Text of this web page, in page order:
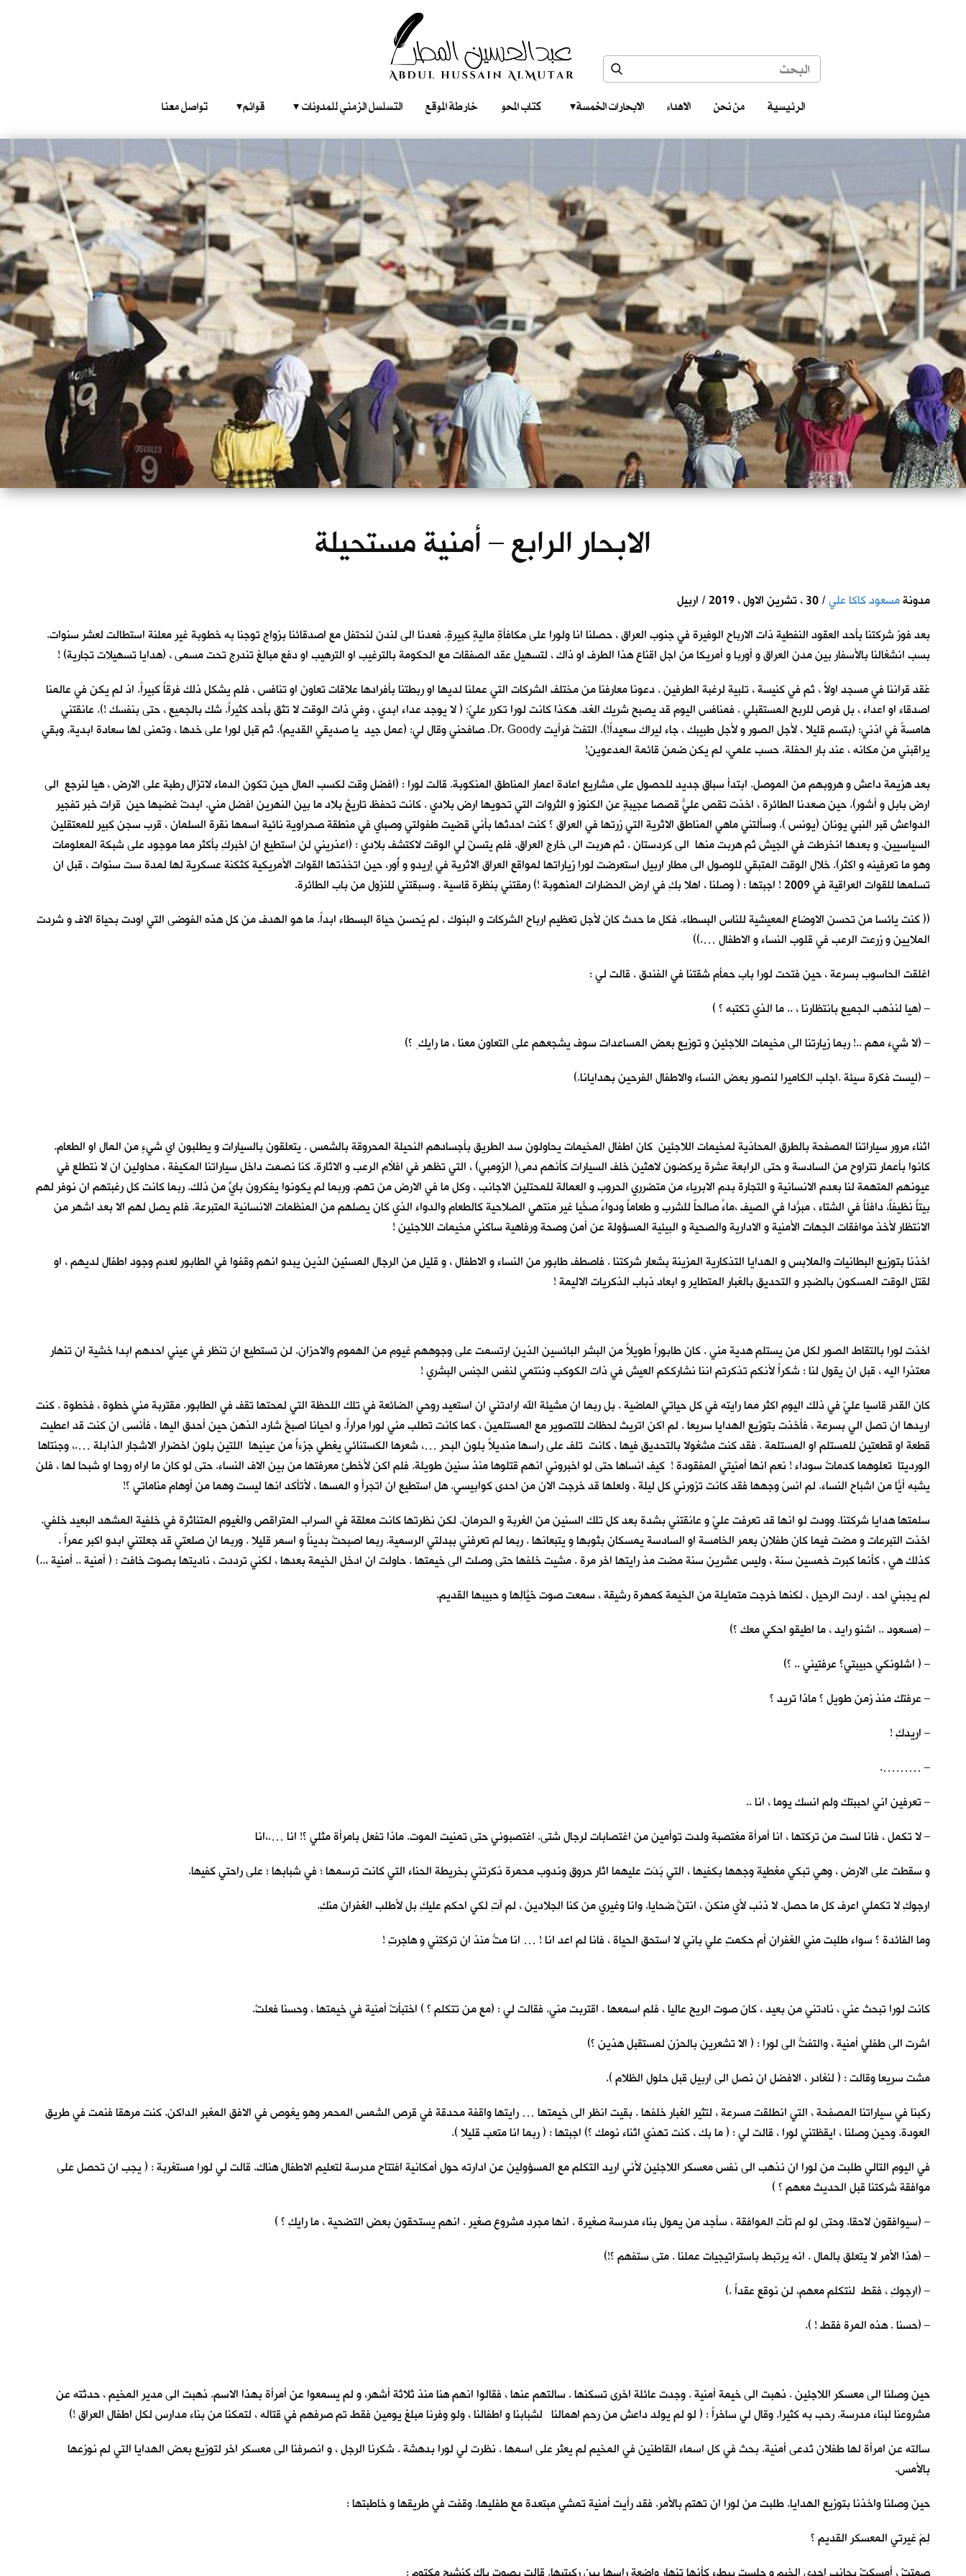
الرئيسية من نحن الاهداء الابحارات الخمسة ‎ ‎ ‎ كتاب المحو خارطة الموقع التسلسل الزمني للمدونات‎ ‎ ‎ ‎ ‎ قوائم‎ ‎ ‎ ‎ تواصل معنا
الابحار الرابع – أمنية مستحيلة
مدونةمسعود كاكا علي/ 30 ، تشرين الاول ، 2019 / اربيل
بعد فوز شركتنا بأحد العقود النفطية ذات الارباح الوفيرة في جنوب العراق ، حصلنا انا ولورا على مكافأةٍ ماليةٍ كبيرةٍ. فعدنا الى لندن لنحتفل مع اصدقائنا بزواج توجنا به خطوبة غير معلنة استطالت لعشر سنوات.
بسب انشغالنا بالأسفار بين مدن العراق و أوربا و أمريكا من اجل اقناع هذا الطرف او ذاك ، لتسهيل عقد الصفقات مع الحكومة بالترغيب او الترهيب او دفع مبالغ تندرج تحت مسمى ، (هدايا تسهيلات تجارية) !
عُقد قراننا في مسجد اولاً ، ثم في كنيسة ، تلبية لرغبة الطرفين . دعونا معارفنا من مختلف الشركات التي عملنا لديها او ربطتنا بأفرادها علاقات تعاون او تنافس ، فلم يشكل ذلك فرقاً كبيراً. اذ لم يكن في عالمنا
اصدقاء او اعداء ، بل فرص للربح المستقبلي . فمنافس اليوم قد يصبح شريك الغد. هكذا كانت لورا تكرر عليّ: ( لا يوجد عداء ابدي ، وفي ذات الوقت لا تثق بأحد كثيراً. شك بالجميع ، حتى بنفسك !). عانقتني
هامسةً في اذني: (بتسم قليلا ، لأجل الصور و لأجل طبيبك ، جاء ليراك سعيداً!). التفتُ فرأيت Dr. Goody. صافحني وقال لي: (عمل جيد يا صديقي القديم). ثم قبل لورا على خدها ، وتمنى لها سعادة ابدية. وبقي
يراقبني من مكانه ، عند بار الحفلة. حسب علمي، لم يكن ضمن قائمة المدعوين!
بعد هزيمة داعش و هروبهم من الموصل. ابتدأ سباق جديد للحصول على مشاريع اعادة اعمار المناطق المنكوبة. قالت لورا : (افضل وقت لكسب المال حين تكون الدماء لاتزال رطبة على الارض ، هيا لنرجع الى
ارض بابل و أشور). حين صعدنا الطائرة ، اخذت تقص عليّ قصصاً عجيبةٍ عن الكنوز و الثروات التي تحويها ارض بلادي . كانت تحفظ تاريخ بلاد ما بين النهرين افضل مني. ابدتْ غضبها حين قرات خبر تفجير
الدواعش قبر النبي يونان (يونس ). وسألتني ماهي المناطق الاثرية التي زرتها في العراق ؟ كنت احدثها بأني قضيت طفولتي وصباي في منطقة صحراوية نائية اسمها نقرة السلمان ، قرب سجن كبير للمعتقلين
السياسيين. و بعدها انخرطت في الجيش ثم هربت منها الى كردستان . ثم هربت الى خارج العراق. فلم يتسنَ لي الوقت لاكتشف بلادي : (اعذريني لن استطيع ان اخبركِ بأكثر مما موجود على شبكة المعلومات
وهو ما تعرفينه و اكثر). خلال الوقت المتبقي للوصول الى مطار اربيل استعرضت لورا زياراتها لمواقع العراق الاثرية في إريدو و أُور، حين اتخذتها القوات الأمريكية كثكنة عسكرية لها لمدة ست سنوات ، قبل ان
تسلمها للقوات العراقية في 2009 ! اجبتها : ( وصلنا ، اهلا بكِ في ارض الحضارات المنهوبة !) رمقتني بنظرة قاسية . وسبقتني للنزول من باب الطائرة.
(( كنت يائسا من تحسن الاوضاع المعيشية للناس البسطاء. فكل ما حدث كان لأجل تعظيم ارباح الشركات و البنوك ، لم يُحسن حياة البسطاء ابداً. ما هو الهدف من كل هذه الفوضى التي اودت بحياة الاف و شردت
الملايين و زرعت الرعب في قلوب النساء و الاطفال ….))
اغلقت الحاسوب بسرعة ، حين فتحت لورا باب حمأم شقتنا في الفندق . قالت لي :
– (هيا لنذهب الجميع بانتظارنا ، .. ما الذي تكتبه ؟ )
– (لا شيء مهم ..! ربما زيارتنا الى مخيمات اللاجئين و توزيع بعض المساعدات سوف يشجعهم على التعاون معنا ، ما رايك ِ ؟)
– (ليست فكرة سيئة .اجلب الكاميرا لنصور بعض النساء والاطفال الفرحين بهدايانا.)
اثناء مرور سياراتنا المصفحة بالطرق المحاذية لمخيمات اللاجئين كان اطفال المخيمات يحاولون سد الطريق بأجسادهم النحيلة المحروقة بالشمس . يتعلقون بالسيارات و يطلبون اي شيءٍ من المال او الطعام.
كانوا بأعمار تتراوح من السادسة و حتى الرابعة عشرة يركضون لاهثين خلف السيارات كأنهم دمى( الزومبي) ، التي تظهر في افلأم الرعب و الاثارة. كنا نصمت داخل سياراتنا المكيفة ، محاولين ان لا نتطلع في
عيونهم المتهمة لنا بعدم الانسانية و التجارة بدم الابرياء من متضرري الحروب و العمالة للمحتلين الاجانب ، وكل ما في الارض من تهم. وربما لم يكونوا يفكرون بايٍّ من ذلك. ربما كانت كل رغبتهم ان نوفر لهم
بيتاً نظيفاً، دافئاً في الشتاء ، مبرّداً في الصيف ،ماءً صالحاً للشرب و طعاماً ودواءً صحّياً غير منتهي الصلاحية كالطعام والدواء الذي كان يصلهم من المنظمات الانسانية المتبرعة. فلم يصل لهم الا بعد اشهر من
الانتظار لأخذ موافقات الجهات الأمنية و الادارية والصحية و البيئية المسؤولة عن أمن وصحة ورفاهية ساكني مخيمات اللاجئين !
اخذنا بتوزيع البطانيات والملابس و الهدايا التذكارية المزينة بشعار شركتنا . فاصطف طابور من النساء و الاطفال ، و قليل من الرجال المسنّين الذين يبدو انهم وقفوا في الطابور لعدم وجود اطفال لديهم ، او
لقتل الوقت المسكون بالضجر و التحديق بالغبار المتطاير و ابعاد ذباب الذكريات الاليمة !
اخذت لورا بالتقاط الصور لكل من يستلم هدية مني . كان طابوراً طويلاً من البشر البائسين الذين ارتسمت على وجوههم غيوم من الهموم والاحزان. لن تستطيع ان تنظر في عيني احدهم ابدا خشية ان تنهار
معتذرا اليه ، قبل ان يقول لنا : شكراً لأنكم تذكرتم اننا نشارككم العيش في ذات الكوكب وننتمي لنفس الجنس البشري !
كان القدر قاسيا عليّ في ذلك اليوم اكثر مما رايته في كل حياتي الماضية . بل ربما ان مشيئة الله ارادتني ان استعيد روحي الضائعة في تلك اللحظة التي لمحتها تقف في الطابور. مقتربة مني خطوة ، فخطوة . كنت
اريدها ان تصل الي بسرعة ، فأخذت بتوزيع الهدايا سريعا . لم اكن اتريث لحظات للتصوير مع المستلمين ، كما كانت تطلب مني لورا مراراً. و احيانا اصبحُ شارد الذهن حين أحدق اليها ، فأنسى ان كنت قد اعطيت
قطعة او قطعتين للمستلم او المستلمة . فقد كنت مشغولا بالتحديق فيها ، كانت تلف على راسها منديلاً بلون البحر …، شعرها الكستنائي يغطي جزءاً من عينيها اللتين بلون اخضرار الاشجار الذابلة ….، وجنتاها
الورديتا تعلوهما كدماتٌ سوداء ! نعم انها أمنيتي المفقودة ! كيف انساها حتى لو اخبروني انهم قتلوها منذ سنين طويلة. فلم اكن لأخطئ معرفتها من بين الاف النساء. حتى لو كان ما اراه روحا او شبحا لها ، فلن
يشبه أيّاً من اشباح النساء. لم انسَ وجهها فقد كانت تزورني كل ليلة ، ولعلها قد خرجت الان من احدى كوابيسي. هل استطيع ان اتجرأ و المسها ، لأتأكد انها ليست وهما من أوهام مناماتي ؟!
سلمتها هدايا شركتنا. وودت لو انها قد تعرفت عليّ و عانقتني بشدة بعد كل تلك السنين من الغربة و الحرمان. لكن نظرتها كانت معلقة في السراب المتراقص والغيوم المتناثرة في خلفية المشهد البعيد خلفي.
اخذت التبرعات و مضت فيما كان طفلان بعمر الخامسة او السادسة يمسكان بثوبها و يتبعانها . ربما لم تعرفني ببدلتي الرسمية. ربما اصبحتُ بديناً و اسمر قليلا . وربما ان صلعتي قد جعلتني ابدو اكبر عمراً .
كذلك هي ، كأنما كبرت خمسين سنة ، وليس عشرين سنة مضت مذ رايتها اخر مرة . مشيت خلفها حتى وصلت الى خيمتها . حاولت ان ادخل الخيمة بعدها ، لكني ترددت ، ناديتها بصوت خافت : ( أمنية .. أمنية ،..)
لم يجبني احد . اردت الرحيل ، لكنها خرجت متمايلة من الخيمة كمهرة رشيقة ، سمعت صوت خَيَّالِها و حبيبها القديم.
– (مسعود .. اشنو رايد ، ما اطيقو احكي معك ؟)
– ( اشلونكي حبيبتي؟ عرفتيني .. ؟)
– عرفتك منذ زمن طويل ؟ ماذا تريد ؟
– اريدكِ !
– ……….
– تعرفين اني احببتك ولم انسك يوما ، انا ..
– لا تكمل ، فانا لست من تركتها ، انا أمرأة مغتصبة ولدت توأمين من اغتصابات لرجال شتى. اغتصبوني حتى تمنيت الموت. ماذا تفعل بامرأة مثلي ؟! انا ….،انا
و سقطت على الارض ، وهي تبكي مغطية وجهها بكفيها ، التي بَدَت عليهما اثار حروق وندوب محمرة ذكرتني بخريطة الحناء التي كانت ترسمها ؛ في شبابها ؛ على راحتي كفيها.
ارجوكِ لا تكملي اعرف كل ما حصل. لا ذنب لأي منكن ، انتنَّ ضحايا. وانا وغيري من كنا الجلادين ، لم آتِ لكي احكم عليكِ بل لأطلب الغفران منكِ.
وما الفائدة ؟ سواء طلبت مني الغفران أم حكمتِ علي باني لا استحق الحياة ، فانا لم اعد انا ! … انا متُّ منذ ان تركتِني و هاجرتِ !
كانت لورا تبحث عني ، نادتني من بعيد ، كان صوت الريح عاليا ، فلم اسمعها . اقتربت مني. فقالت لي : (مع من تتكلم ؟ ) اختبأتْ أمنية في خيمتها ، وحسنا فعلتْ.
اشرت الى طفلي أمنية ، والتفتُّ الى لورا : ( الا تشعرين بالحزن لمستقبل هذين ؟)
مشت سريعا وقالت : ( لنغادر ، الافضل ان نصل الى اربيل قبل حلول الظلام ).
ركبنا في سياراتنا المصفحة ، التي انطلقت مسرعة ، لتثير الغبار خلفها . بقيت انظر الى خيمتها … رايتها واقفة محدقة في قرص الشمس المحمر وهو يغوص في الافق المغبر الداكن. كنت مرهقا فنمت في طريق
العودة. وحين وصلنا ، ايقظتني لورا ، قالت لي : ( ما بك ، كنت تهذي اثناء نومك ؟) اجبتها : ( ربما انا متعب قليلا ).
في اليوم التالي طلبت من لورا ان نذهب الى نفس معسكر اللاجئين لأني اريد التكلم مع المسؤولين عن ادارته حول أمكانية افتتاح مدرسة لتعليم الاطفال هناك. قالت لي لورا مستغربة : ( يجب ان تحصل على
موافقة شركتنا قبل الحديث معهم ؟ )
– (سيوافقون لاحقا. وحتى لو لم تأتِ الموافقة ، سأجد من يمول بناء مدرسة صغيرة . انها مجرد مشروع صغير . انهم يستحقون بعض التضحية ، ما رايكِ ؟ )
– (هذا الأمر لا يتعلق بالمال . انه يرتبط باستراتيجيات عملنا . متى ستفهم ؟!)
– (ارجوكِ ، فقط لنتكلم معهم، لن نوقع عقداً .)
– (حسنا . هذه المرة فقط ! ).
حين وصلنا الى معسكر اللاجئين . ذهبت الى خيمة أمنية . وجدت عائلة اخرى تسكنها . سالتهم عنها ، فقالوا انهم هنا منذ ثلاثة أشهر، و لم يسمعوا عن أمرأة بهذا الاسم. ذهبت الى مدير المخيم ، حدثته عن
مشروعنا لبناء مدرسة. رحب به كثيرا. وقال لي ساخراً : ( لو لم يولد داعش من رحم اهمالنا لشبابنا و اطفالنا ، ولو وفرنا مبلغ يومين فقط تم صرفهم في قتاله ، لتمكنا من بناء مدارس لكل اطفال العراق !)
سالته عن امرأة لها طفلان تُدعى أمنية. بحث في كل اسماء القاطنين في المخيم لم يعثر على اسمها . نظرت لي لورا بدهشة . شكرنا الرجل ، و انصرفنا الى معسكر اخر لتوزيع بعض الهدايا التي لم نوزعها
بالأمس.
حين وصلنا واخذنا بتوزيع الهدايا. طلبت من لورا ان تهتم بالأمر. فقد رأيت أمنية تمشي مبتعدة مع طفليها. وقفت في طريقها و خاطبتها :
لِمَ غيرتي المعسكر القديم ؟